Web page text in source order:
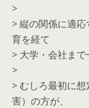
>
> 縦の関係に適
育を経て
> 大学・会社まで
>
> むしろ最初に
害）の方が、